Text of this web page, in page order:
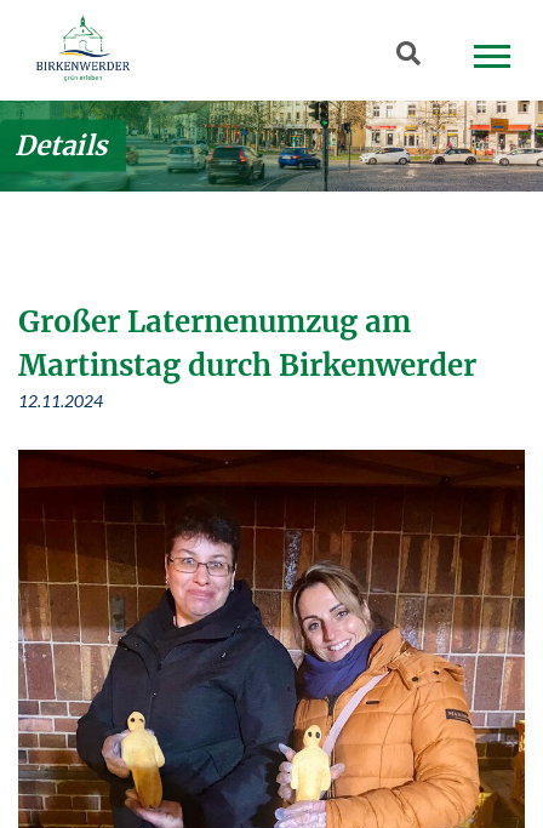
Zum Hauptinhalt springen
Suchbegriff
Details
Großer Laternenumzug am
Martinstag durch Birkenwerder
12.11.2024